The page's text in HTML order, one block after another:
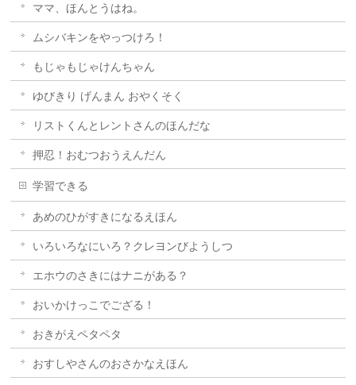
ママ、ほんとうはね。
ムシバキンをやっつけろ！
もじゃもじゃけんちゃん
ゆびきり げんまん おやくそく
リストくんとレントさんのほんだな
押忍！おむつおうえんだん
学習できる
あめのひがすきになるえほん
いろいろなにいろ？クレヨンびようしつ
エホウのさきにはナニがある？
おいかけっこでござる！
おきがえペタペタ
おすしやさんのおさかなえほん